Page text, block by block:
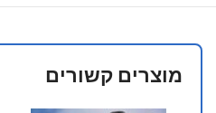
מוצרים קשורים